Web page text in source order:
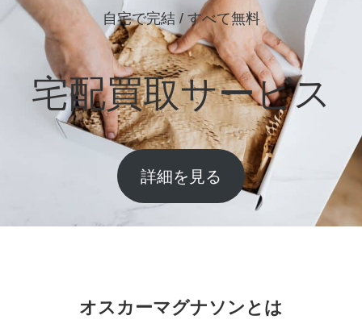
自宅で完結 / すべて無料
宅配買取サービス
詳細を見る
オスカーマグナソンとは